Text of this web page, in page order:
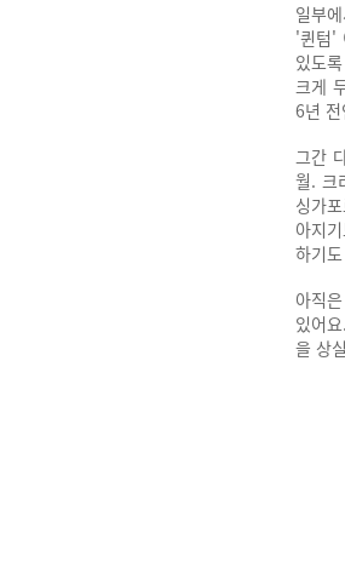
일부
'퀸텀'
있도
크게
6년
그간
월. 크
싱가
아지
하기
아직
있어
을 상